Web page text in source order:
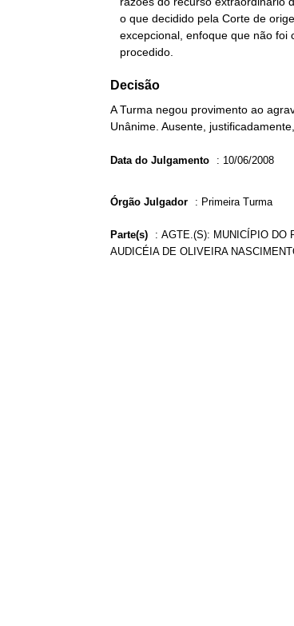
   procedido.
Decisão
A Turma negou provimento ao
Unânime. Ausente,
Data do Julgamento : 10/06/2008
Órgão Julgador : Primeira Turma
Parte(s) : AGTE.(S): MUNICÍPIO DO
AUDICÉIA DE OLIVEIRA